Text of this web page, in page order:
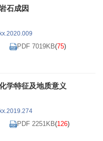
石成因
PDF 7019KB(75)
学特征及地质意义
PDF 2251KB(126)